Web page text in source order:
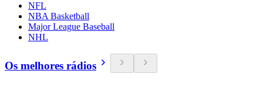
NFL
NBA Basketball
Major League Baseball
NHL
Os melhores rádios